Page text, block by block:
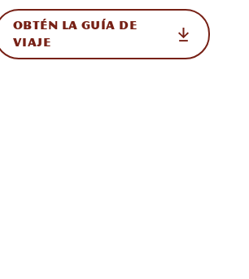
OBTÉN LA GUÍA DE
VIAJE